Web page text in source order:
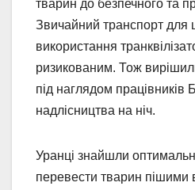
тварин до безпечного та
Звичайний транспорт для
використання
ризикованим. Тож
під наглядом працівників
надлісництва на ніч.
Уранці знайшли
перевести тварин